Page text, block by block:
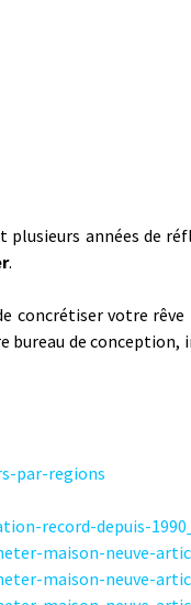
années de
.
concrétiser votre rêve
bureau de
par-regions
record-depuis-
maison-neuve-
maison-neuve-